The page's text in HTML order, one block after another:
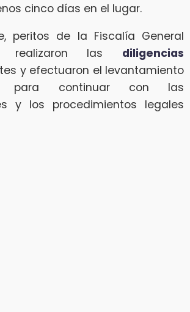
cinco días en el lugar.
peritos de la Fiscalía General
realizaron las diligencias
y efectuaron el levantamiento
para continuar con las
y los procedimientos legales